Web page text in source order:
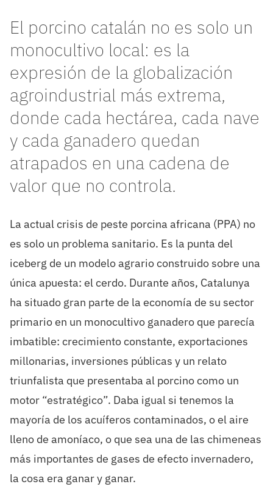
El porcino catalán no es solo un
monocultivo local: es la
expresión de la globalización
agroindustrial más extrema,
donde cada hectárea, cada nave
y cada ganadero quedan
atrapados en una cadena de
valor que no controla.
La actual crisis de peste porcina africana (PPA) no
es solo un problema sanitario. Es la punta del
iceberg de un modelo agrario construido sobre una
única apuesta: el cerdo. Durante años, Catalunya
ha situado gran parte de la economía de su sector
primario en un monocultivo ganadero que parecía
imbatible: crecimiento constante, exportaciones
millonarias, inversiones públicas y un relato
triunfalista que presentaba al porcino como un
motor “estratégico”. Daba igual si tenemos la
mayoría de los acuíferos contaminados, o el aire
lleno de amoníaco, o que sea una de las chimeneas
más importantes de gases de efecto invernadero,
la cosa era ganar y ganar.